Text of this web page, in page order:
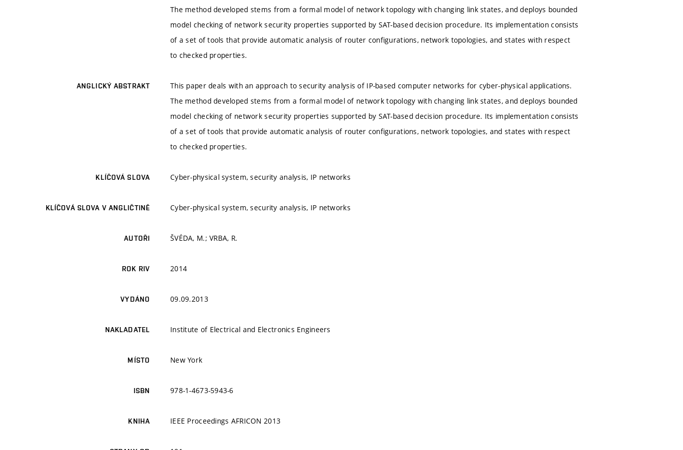
The method developed stems from a formal model of network topology with changing link states, and deploys bounded
model checking of network security properties supported by SAT-based decision procedure. Its implementation consists
of a set of tools that provide automatic analysis of router configurations, network topologies, and states with respect
to checked properties.
ANGLICKÝ ABSTRAKT
This paper deals with an approach to security analysis of IP-based computer networks for cyber-physical applications.
The method developed stems from a formal model of network topology with changing link states, and deploys bounded
model checking of network security properties supported by SAT-based decision procedure. Its implementation consists
of a set of tools that provide automatic analysis of router configurations, network topologies, and states with respect
to checked properties.
KLÍČOVÁ SLOVA Cyber-physical system, security analysis, IP networks
KLÍČOVÁ SLOVA V ANGLIČTINĚ Cyber-physical system, security analysis, IP networks
AUTOŘI ŠVÉDA, M.; VRBA, R.
ROK RIV 2014
VYDÁNO 09.09.2013
NAKLADATEL Institute of Electrical and Electronics Engineers
MÍSTO New York
ISBN 978-1-4673-5943-6
KNIHA IEEE Proceedings AFRICON 2013